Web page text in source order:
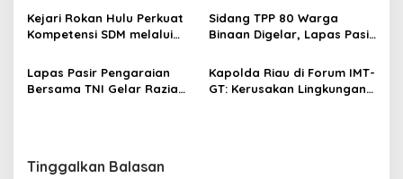
Darah untuk Kemanusiaan
Diamankan
Kejari Rokan Hulu Perkuat
Kompetensi SDM melalui
Corporate University
Bidang Perencanaan 2026
Sidang TPP 80 Warga
Binaan Digelar, Lapas Pasir
Berikan Layanan Integrasi
Transparan dan Gratis
Lapas Pasir Pengaraian
Bersama TNI Gelar Razia
Kapolda Riau di Forum IMT-
GT: Kerusakan Lingkungan
Tinggalkan Balasan